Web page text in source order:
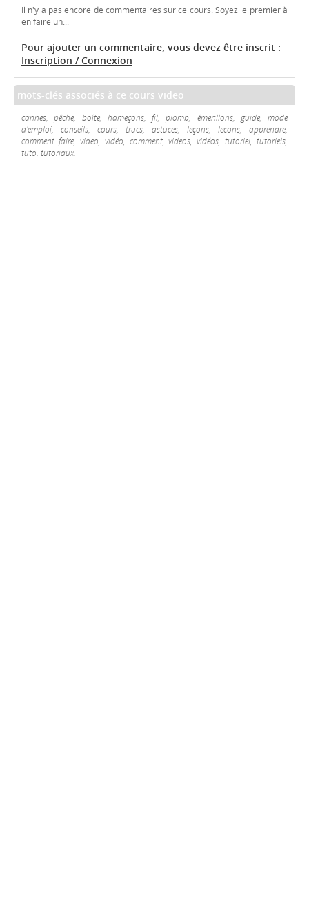
Il n'y a pas encore de commentaires sur ce cours. Soyez le premier à
en faire un...
Pour ajouter un commentaire, vous devez être inscrit :
Inscription / Connexion
mots-clés associés à ce cours video
cannes, pêche, boîte, hameçons, fil, plomb, émerillons, guide, mode
d'emploi, conseils, cours, trucs, astuces, leçons, lecons, apprendre,
comment faire, video, vidéo, comment, videos, vidéos, tutoriel, tutoriels,
tuto, tutoriaux.